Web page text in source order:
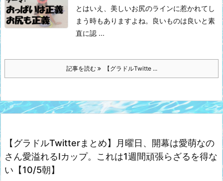
とはいえ、美しいお尻のラインに惹かれてし
まう時もありますよね。
良いものは良いと素
直に認 ...
記事を読む 【グラドルTwitte ...
【グラドルTwitterまとめ】月曜日、開幕は愛萌なの
さん愛溢れるIカップ。これは1週間頑張らざるを得な
い【10/5朝】